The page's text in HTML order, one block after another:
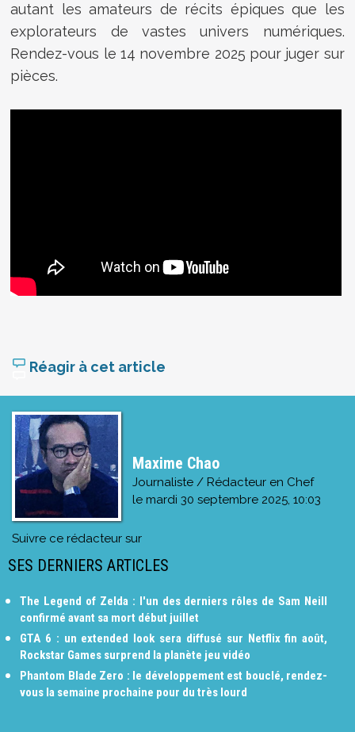
autant les amateurs de récits épiques que les
explorateurs de vastes univers numériques.
Rendez-vous le 14 novembre 2025 pour juger sur
pièces.
Réagir à cet article
Maxime Chao
Journaliste / Rédacteur en Chef
le mardi 30 septembre 2025, 10:03
Suivre ce rédacteur sur
SES DERNIERS ARTICLES
The Legend of Zelda : l'un des derniers rôles de Sam Neill
confirmé avant sa mort début juillet
GTA 6 : un extended look sera diffusé sur Netflix fin août,
Rockstar Games surprend la planète jeu vidéo
Phantom Blade Zero : le développement est bouclé, rendez-
vous la semaine prochaine pour du très lourd